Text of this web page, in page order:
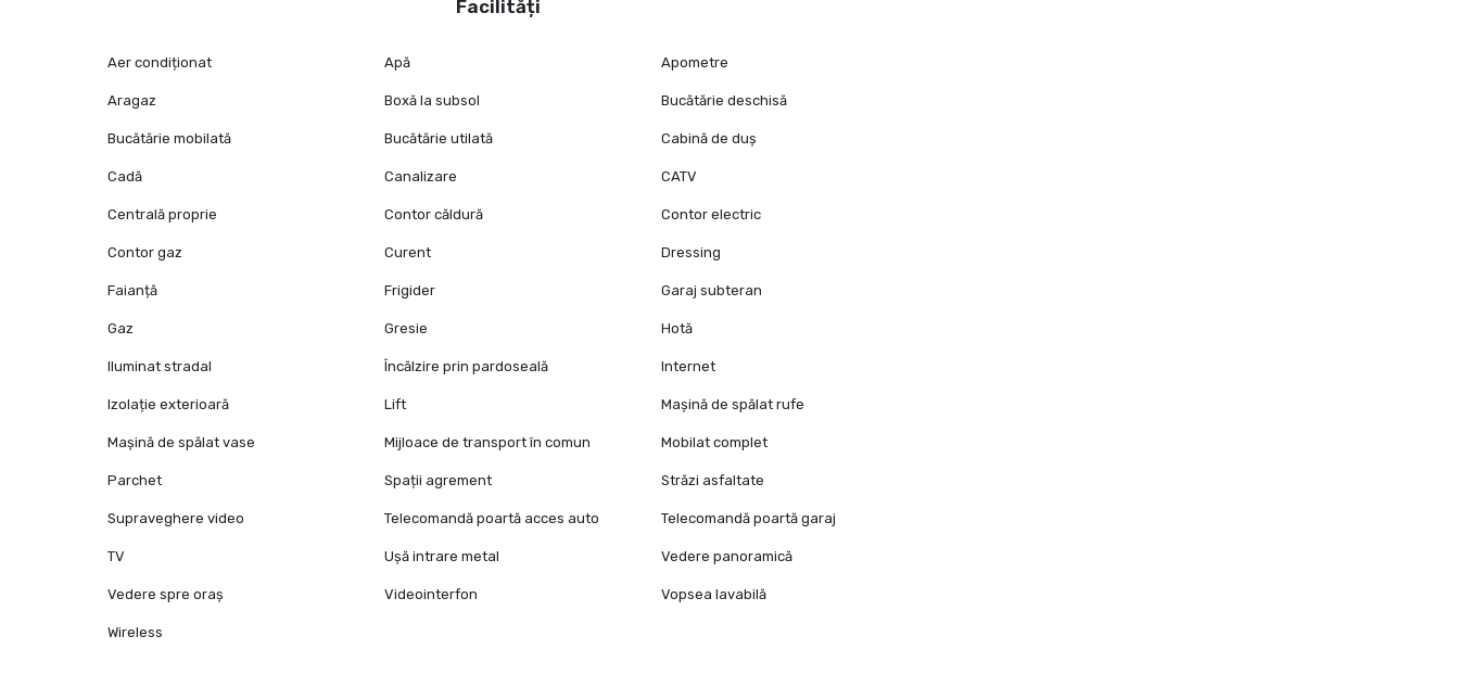
Facilități
Aer condiționat Apă Apometre
Aragaz Boxă la subsol Bucătărie deschisă
Bucătărie mobilată Bucătărie utilată Cabină de duș
Cadă Canalizare CATV
Centrală proprie Contor căldură Contor electric
Contor gaz Curent Dressing
Faianță Frigider Garaj subteran
Gaz Gresie Hotă
Iluminat stradal Încălzire prin pardoseală Internet
Izolație exterioară Lift Mașină de spălat rufe
Mașină de spălat vase Mijloace de transport în comun Mobilat complet
Parchet Spații agrement Străzi asfaltate
Supraveghere video Telecomandă poartă acces auto Telecomandă poartă garaj
TV Ușă intrare metal Vedere panoramică
Vedere spre oraș Videointerfon Vopsea lavabilă
Wireless